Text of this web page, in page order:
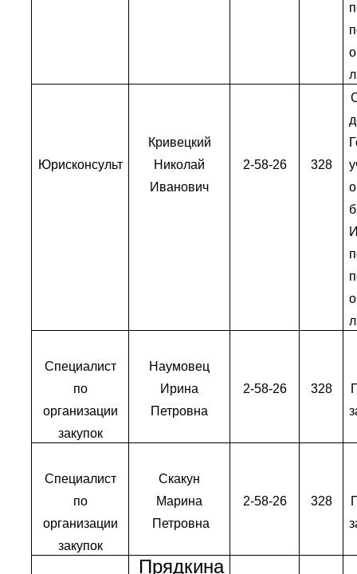
Юрисконсульт
Кривецкий
Николай
Иванович
2-58-26 328
Специалист
по
организации
закупок
Наумовец
Ирина
Петровна
2-58-26 328
Специалист
по
организации
закупок
Скакун
Марина
Петровна
2-58-26 328
Прядкина